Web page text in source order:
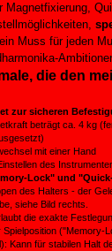
Magnetfixierung,
Muss für jeden
die den
zur sicheren
beträgt ca. 4 kg
mit einer Hand
des
Lock" und
des Halters - der
siehe Bild rechts.
die exakte
Spielposition ("Memory-
Kann für stabilen Halt